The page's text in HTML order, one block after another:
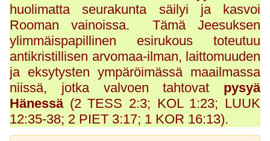
huolimatta seurakunta säilyi ja kasvoi
Rooman vainoissa. Tämä Jeesuksen
ylimmäispapillinen esirukous toteutuu
antikristillisen arvomaa-ilman, laittomuuden
ja eksytysten ympäröimässä maailmassa
niissä, jotka valvoen tahtovat pysyä
Hänessä(2 TESS 2:3; KOL 1:23; LUUK
12:35-38; 2 PIET 3:17; 1 KOR 16:13).